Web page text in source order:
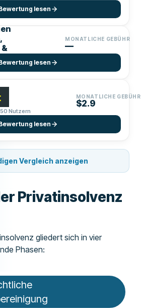
lesen
MONATLICHE GEBÜHR
—
lesen
Nutzern
MONATLICHE GEBÜHR
$2.9
lesen
Vergleich anzeigen
Privatinsolvenz
gliedert sich in vier
Phasen: